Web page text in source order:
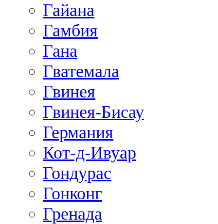
Гайана
Гамбия
Гана
Гватемала
Гвинея
Гвинея-Бисау
Германия
Кот-д-Ивуар
Гондурас
Гонконг
Гренада